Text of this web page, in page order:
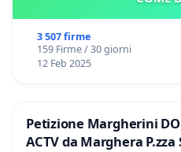
3 507 firme
159 Firme / 30 giorni
12 Feb 2025
Petizione Margherini
ACTV da Marghera